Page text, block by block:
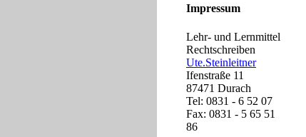
Impressum
Lehr- und Lernmittel
Rechtschreiben
Ute.Steinleitner
Ifenstraße 11
87471 Durach
Tel: 0831 - 6 52 07
Fax: 0831 - 5 65 51
86